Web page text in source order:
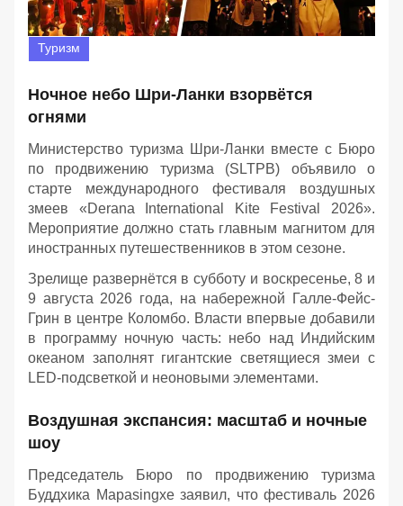
Туризм
Ночное небо Шри-Ланки взорвётся
огнями
Министерство туризма Шри-Ланки вместе с Бюро
по продвижению туризма (SLTPB) объявило о
старте международного фестиваля воздушных
змеев «Derana International Kite Festival 2026».
Мероприятие должно стать главным магнитом для
иностранных путешественников в этом сезоне.
Зрелище развернётся в субботу и воскресенье, 8 и
9 августа 2026 года, на набережной Галле-Фейс-
Грин в центре Коломбо. Власти впервые добавили
в программу ночную часть: небо над Индийским
океаном заполнят гигантские светящиеся змеи с
LED-подсветкой и неоновыми элементами.
Воздушная экспансия: масштаб и ночные
шоу
Председатель Бюро по продвижению туризма
Буддхика Марasingхе заявил, что фестиваль 2026